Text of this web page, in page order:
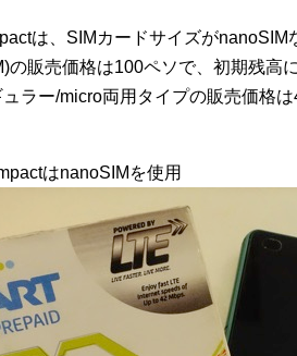
は、SIMカードサイズが
の販売価格は100ペソで、初期残高
ラー/micro両用タイプの販売価格
はnanoSIMを使用